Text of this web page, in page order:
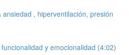
ansiedad , hiperventilación, presión
y emocionalidad (4:02)